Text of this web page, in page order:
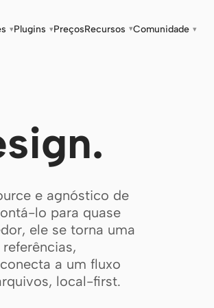
▾Plugins ▾PreçosRecursos ▾Comunidade ▾
e agnóstico de
lo para quase
ele se torna uma
a um fluxo
local-first.